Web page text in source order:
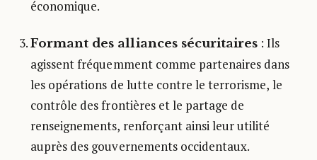
économique.
Formant des alliances sécuritaires : Ils
agissent fréquemment comme partenaires dans
les opérations de lutte contre le terrorisme, le
contrôle des frontières et le partage de
renseignements, renforçant ainsi leur utilité
auprès des gouvernements occidentaux.